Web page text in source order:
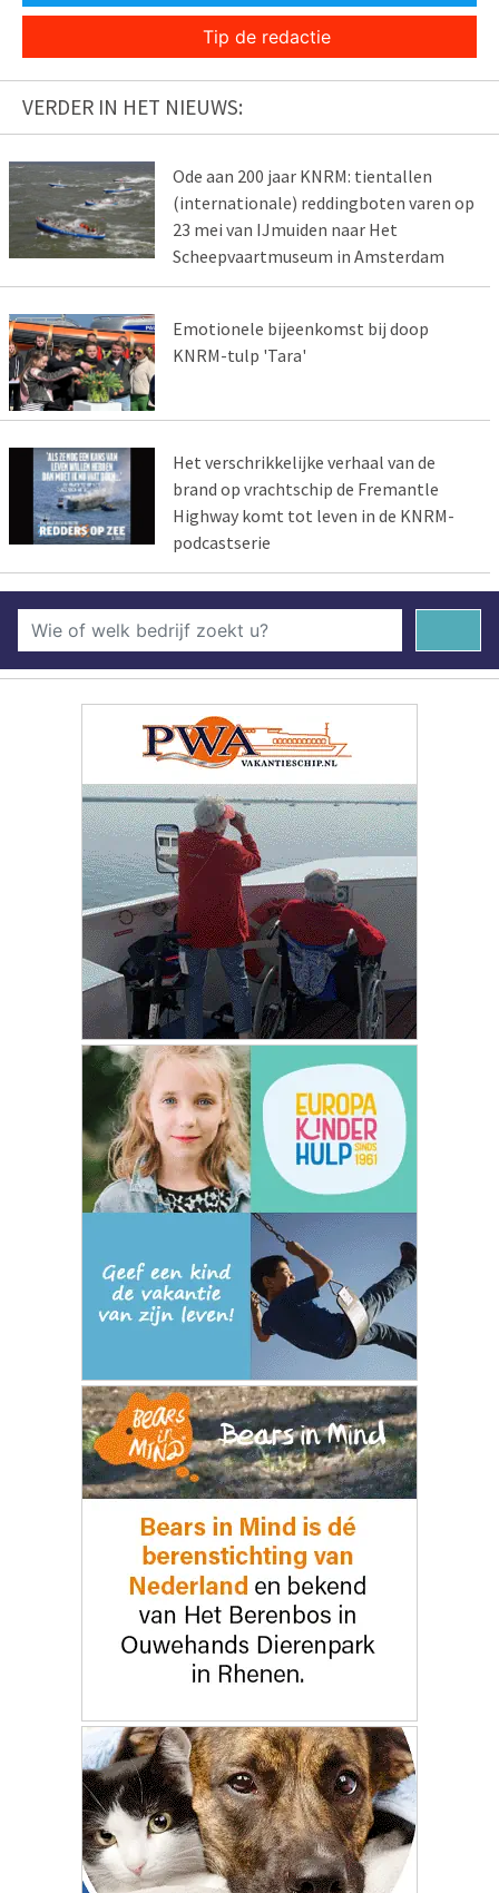
Tip de redactie
VERDER IN HET NIEUWS:
Ode aan 200 jaar KNRM: tientallen
(internationale) reddingboten varen op
23 mei van IJmuiden naar Het
Scheepvaartmuseum in Amsterdam
Emotionele bijeenkomst bij doop
KNRM-tulp 'Tara'
Het verschrikkelijke verhaal van de
brand op vrachtschip de Fremantle
Highway komt tot leven in de KNRM-
podcastserie